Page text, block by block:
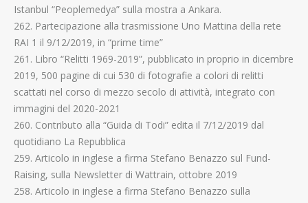
Istanbul “Peoplemedya” sulla mostra a Ankara.
262. Partecipazione alla trasmissione Uno Mattina della rete
RAI 1 il 9/12/2019, in “prime time”
261. Libro “Relitti 1969-2019”, pubblicato in proprio in dicembre
2019, 500 pagine di cui 530 di fotografie a colori di relitti
scattati nel corso di mezzo secolo di attività, integrato con
immagini del 2020-2021
260. Contributo alla “Guida di Todi” edita il 7/12/2019 dal
quotidiano La Repubblica
259. Articolo in inglese a firma Stefano Benazzo sul Fund-
Raising, sulla Newsletter di Wattrain, ottobre 2019
258. Articolo in inglese a firma Stefano Benazzo sulla